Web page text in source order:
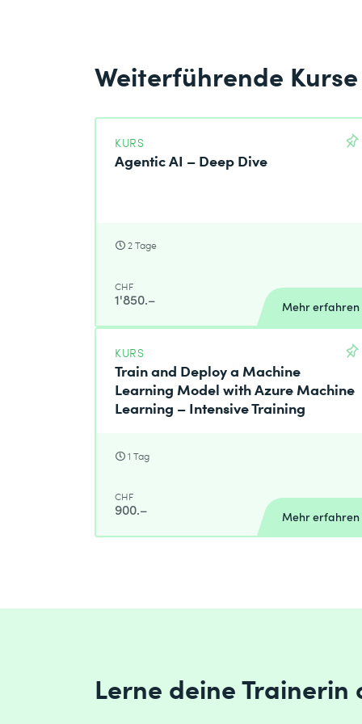
Weiterführende Kurse
KURS
Agentic AI – Deep Dive
2 Tage
CHF
1'850.– Mehr erfahren
KURS
Train and Deploy a Machine
Learning Model with Azure Machine
Learning – Intensive Training
1 Tag
CHF
900.– Mehr erfahren
Lerne deine Trainerin